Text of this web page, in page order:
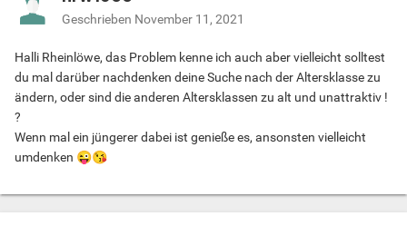
Geschrieben November 11, 2021
Halli Rheinlöwe, das Problem kenne ich auch aber vielleicht solltest
du mal darüber nachdenken deine Suche nach der Altersklasse zu
ändern, oder sind die anderen Altersklassen zu alt und unattraktiv !
?
Wenn mal ein jüngerer dabei ist genieße es, ansonsten vielleicht
umdenken 😜😘